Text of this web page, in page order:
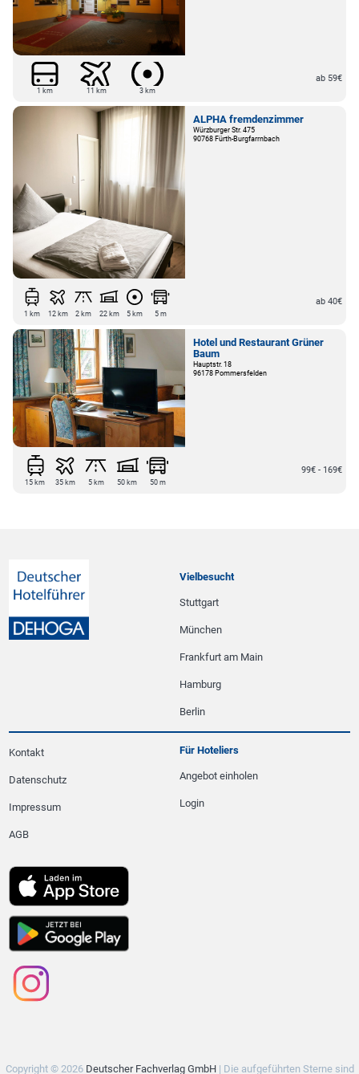
1 km 11 km 3 km
ab 59€
ALPHA fremdenzimmer
Würzburger Str. 475
90768 Fürth-Burgfarrnbach
1 km 12 km 2 km 22 km 5 km 5 m
ab 40€
Hotel und Restaurant Grüner
Baum
Hauptstr. 18
96178 Pommersfelden
15 km 35 km 5 km 50 km 50 m
99€ - 169€
Vielbesucht
Stuttgart
München
Frankfurt am Main
Hamburg
Berlin
Kontakt
Datenschutz
Impressum
AGB
Für Hoteliers
Angebot einholen
Login
Copyright © 2026 Deutscher Fachverlag GmbH| Die aufgeführten Sterne sind